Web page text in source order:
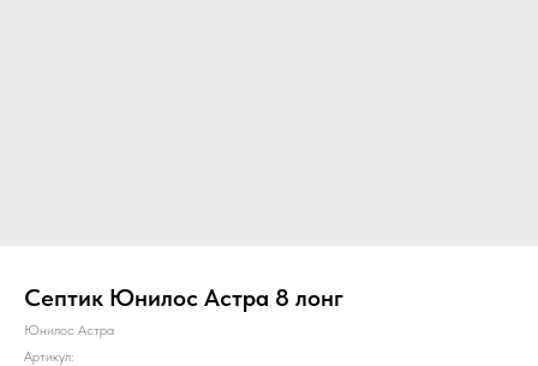
Септик Юнилос Астра 8 лонг
Юнилос Астра
Артикул: